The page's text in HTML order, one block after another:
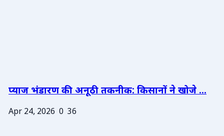
प्याज भंडारण की अनूठी तकनीक: किसानों ने खोजे ...
Apr 24, 2026 0 36